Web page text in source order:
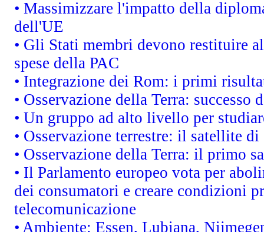
• Massimizzare l'impatto della
dell'UE
• Gli Stati membri devono restituire
spese della PAC
• Integrazione dei Rom: i primi
• Osservazione della Terra:
• Un gruppo ad alto livello per
• Osservazione terrestre: il satellite
• Osservazione della Terra: il primo
• Il Parlamento europeo vota per
dei consumatori e creare condizioni
telecomunicazione
• Ambiente: Essen, Lubiana,